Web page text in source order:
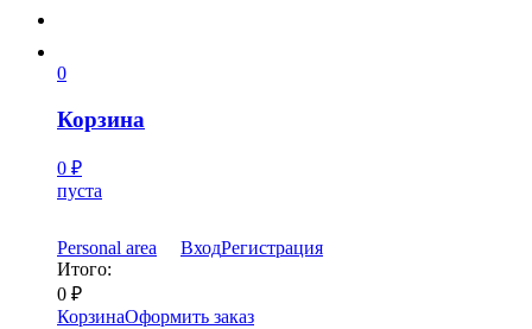
0
Корзина
0 ₽
пуста
Personal area ВходРегистрация
Итого:
0 ₽
КорзинаОформить заказ